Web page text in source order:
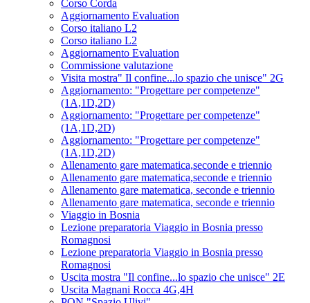
Corso Corda
Aggiornamento Evaluation
Corso italiano L2
Corso italiano L2
Aggiornamento Evaluation
Commissione valutazione
Visita mostra" Il confine...lo spazio che unisce" 2G
Aggiornamento: "Progettare per competenze"
(1A,1D,2D)
Aggiornamento: "Progettare per competenze"
(1A,1D,2D)
Aggiornamento: "Progettare per competenze"
(1A,1D,2D)
Allenamento gare matematica,seconde e triennio
Allenamento gare matematica,seconde e triennio
Allenamento gare matematica, seconde e triennio
Allenamento gare matematica, seconde e triennio
Viaggio in Bosnia
Lezione preparatoria Viaggio in Bosnia presso
Romagnosi
Lezione preparatoria Viaggio in Bosnia presso
Romagnosi
Uscita mostra "Il confine...lo spazio che unisce" 2E
Uscita Magnani Rocca 4G,4H